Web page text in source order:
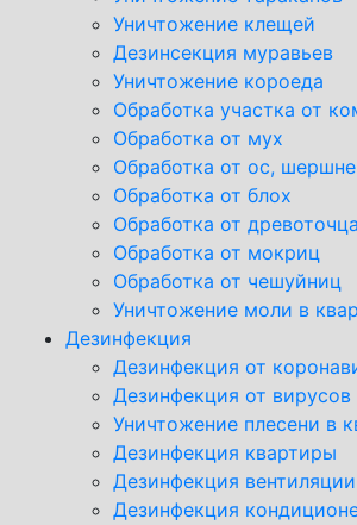
Уничтожение клещей
Дезинсекция муравьев
Уничтожение короеда
Обработка участка от
Обработка от мух
Обработка от ос,
Обработка от блох
Обработка от древоточца
Обработка от мокриц
Обработка от чешуйниц
Уничтожение моли в
Дезинфекция
Дезинфекция от
Дезинфекция от вирусов
Уничтожение плесени в
Дезинфекция квартиры
Дезинфекция вентиляции
Дезинфекция